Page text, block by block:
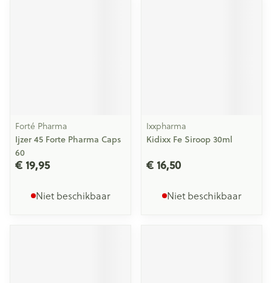
Forté Pharma
Ijzer 45 Forte Pharma Caps
60
€ 19,95
Niet beschikbaar
Ixxpharma
Kidixx Fe Siroop 30ml
€ 16,50
Niet beschikbaar